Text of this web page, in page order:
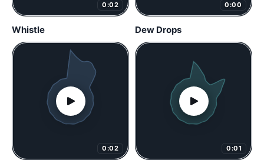
0:02
Whistle
0:00
Dew Drops
0:02 0:01